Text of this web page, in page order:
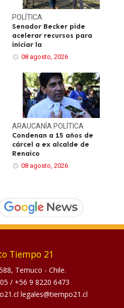
POLÍTICA
Senador Becker pide
acelerar recursos para
iniciar la
08 agosto, 2026
ARAUCANÍA POLÍTICA
Condenan a 15 años de
cárcel a ex alcalde de
Renaico
08 agosto, 2026
Tiempo 21
Temuco - Chile.
/ +56 9 8220 6473
legales@tiempo21.cl